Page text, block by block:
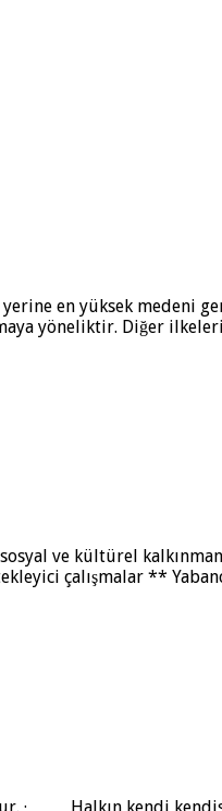
en yüksek medeni
yöneliktir. Diğer
ve kültürel
çalışmalar **